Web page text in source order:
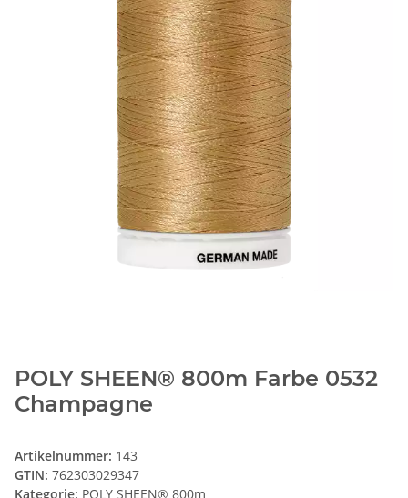
POLY SHEEN® 800m Farbe 0532
Champagne
Artikelnummer: 143
GTIN: 762303029347
Kategorie: POLY SHEEN® 800m